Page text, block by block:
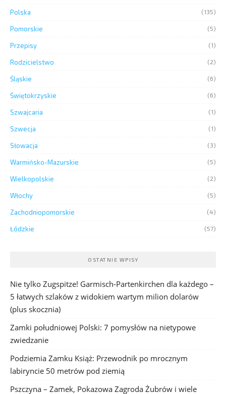
Polska (135)
Pomorskie (5)
Przepisy (1)
Rodzicielstwo (2)
Śląskie (6)
Świętokrzyskie (6)
Szwajcaria (1)
Szwecja (1)
Słowacja (3)
Warmińsko-Mazurskie (5)
Wielkopolskie (2)
Włochy (5)
Zachodniopomorskie (4)
Łódzkie (57)
OSTATNIE WPISY
Nie tylko Zugspitze! Garmisch-Partenkirchen dla każdego –
5 łatwych szlaków z widokiem wartym milion dolarów
(plus skocznia)
Zamki południowej Polski: 7 pomysłów na nietypowe
zwiedzanie
Podziemia Zamku Książ: Przewodnik po mrocznym
labiryncie 50 metrów pod ziemią
Pszczyna – Zamek, Pokazowa Zagroda Żubrów i wiele